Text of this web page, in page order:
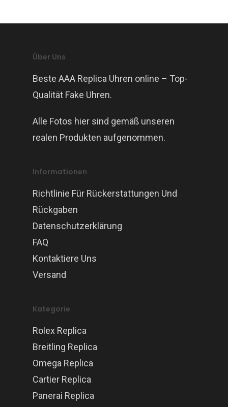
Über Uns
Beste AAA Replica Uhren online – Top-
Qualität Fake Uhren.
Alle Fotos hier sind gemäß unseren
realen Produkten aufgenommen.
Informationen
Richtlinie Für Rückerstattungen Und
Rückgaben
Datenschutzerklärung
FAQ
Kontaktiere Uns
Versand
Kategorie
Rolex Replica
Breitling Replica
Omega Replica
Cartier Replica
Panerai Replica